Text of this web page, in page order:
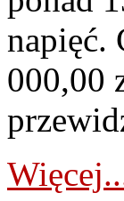
napięć.
000,00